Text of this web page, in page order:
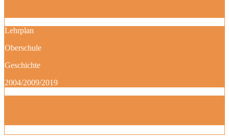
Lehrplan
Oberschule
Geschichte
2004/2009/2019